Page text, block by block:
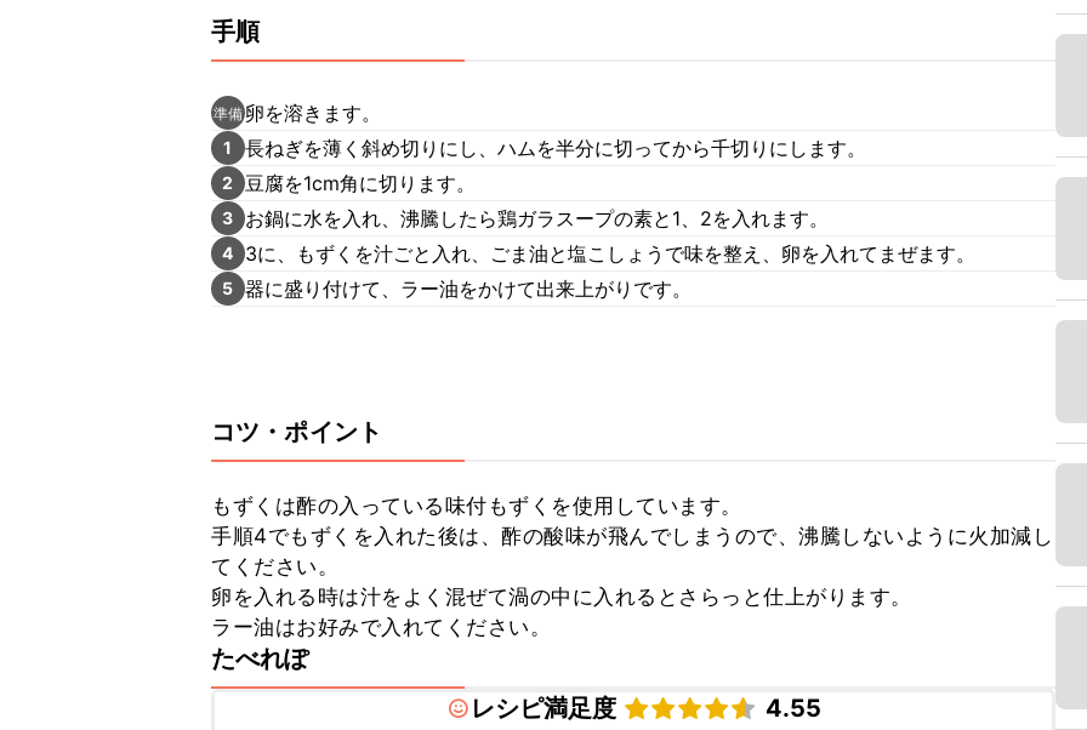
手順
準備 卵を溶きます。
1 長ねぎを薄く斜め切りにし、ハムを半分に切ってから千切りにします。
2 豆腐を1cm角に切ります。
3 お鍋に水を入れ、沸騰したら鶏ガラスープの素と1、2を入れます。
4 3に、もずくを汁ごと入れ、ごま油と塩こしょうで味を整え、卵を入れてまぜます。
5 器に盛り付けて、ラー油をかけて出来上がりです。
コツ・ポイント
もずくは酢の入っている味付もずくを使用しています。
手順4でもずくを入れた後は、酢の酸味が飛んでしまうので、沸騰しないように火加減し
てください。
卵を入れる時は汁をよく混ぜて渦の中に入れるとさらっと仕上がります。
ラー油はお好みで入れてください。
たべれぽ
レシピ満足度
4.55